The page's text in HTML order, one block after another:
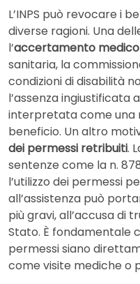
L’INPS può revocare i
diverse ragioni. Una
l’accertamento
sanitaria, la
condizioni di disabilità
l’assenza
interpretata come una
beneficio. Un altro
dei permessi retribuiti.
sentenze come la n.
l’utilizzo dei permessi
all’assistenza può
più gravi, all’accusa di
Stato. È fondamentale
permessi siano
come visite mediche o